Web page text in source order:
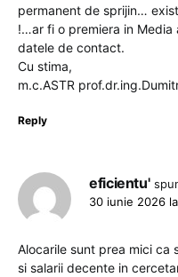
permanent de sprijin…
!…ar fi o premiera in Media
datele de contact.
Cu stima,
m.c.ASTR
Reply
eficientu'
30 iunie 2026
Alocarile sunt prea mici ca
si salarii decente in